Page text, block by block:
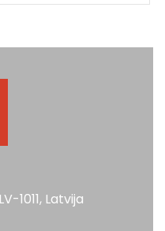
1011, Latvija